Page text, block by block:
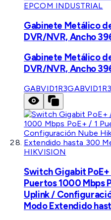
EPCOM INDUSTRIAL
Gabinete Metálico
DVR/NVR, Ancho
Gabinete Metálico
DVR/NVR, Ancho
GABVID1R3GABVID1R3
HIKVISION
Switch Gigabit
Puertos 1000 Mbps
Uplink /
Modo Extendido